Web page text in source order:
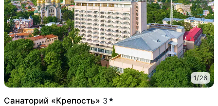
1/26
Санаторий «Крепость» 3